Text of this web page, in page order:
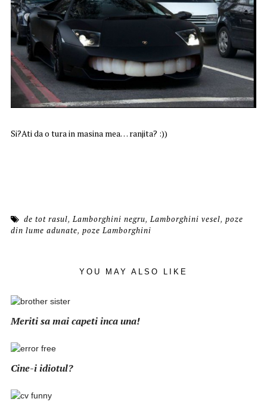
Si?Ati da o tura in masina mea… ranjita? :))
de tot rasul,Lamborghini negru,Lamborghini vesel,poze
din lume adunate, poze Lamborghini
YOU MAY ALSO LIKE
Meriti sa mai capeti inca una!
Cine-i idiotul?